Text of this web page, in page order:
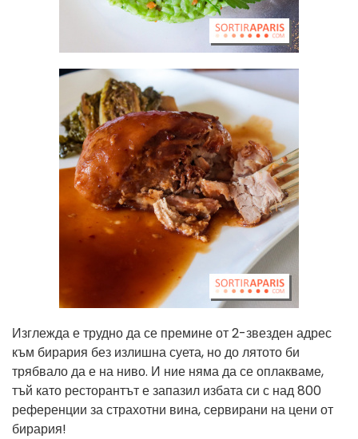
Изглежда е трудно да се премине от 2-звезден адрес
към бирария без излишна суета, но до лятото би
трябвало да е на ниво. И ние няма да се оплакваме,
тъй като ресторантът е запазил избата си с над 800
референции за страхотни вина, сервирани на цени от
бирария!